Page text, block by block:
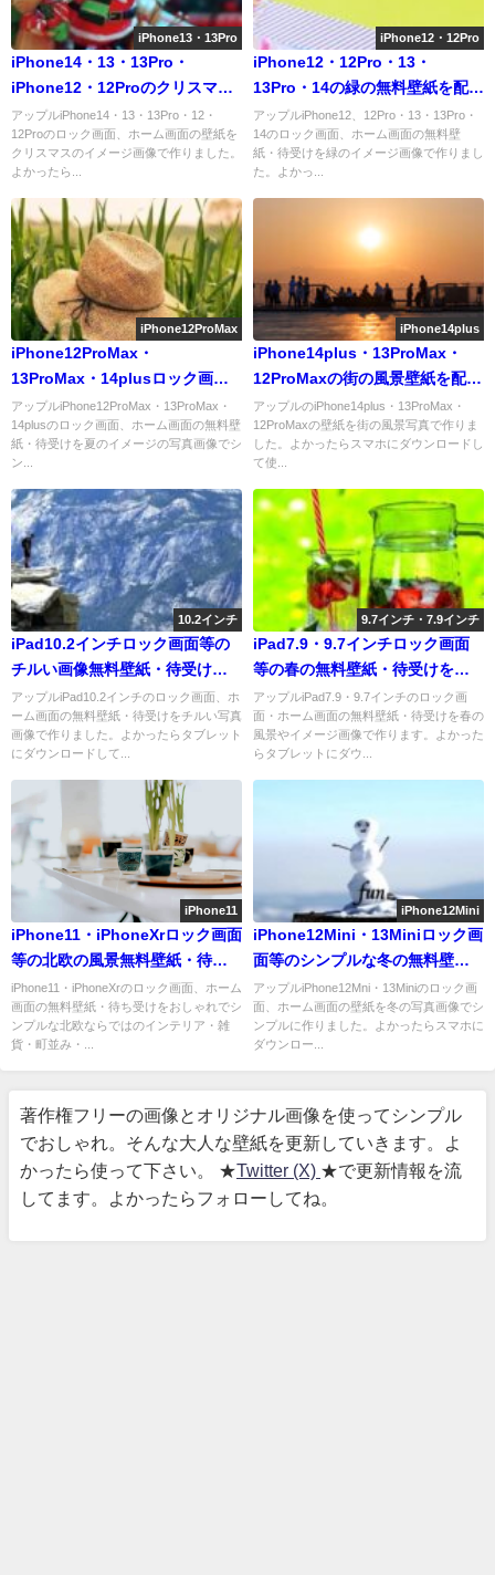
iPhone13・13Pro
iPhone14・13・13Pro・
iPhone12・12Proのクリスマス
の壁紙が取り放題
アップルiPhone14・13・13Pro・12・
12Proのロック画面、ホーム画面の壁紙を
クリスマスのイメージ画像で作りました。
よかったら...
iPhone12・12Pro
iPhone12・12Pro・13・
13Pro・14の緑の無料壁紙を配信
中
アップルiPhone12、12Pro・13・13Pro・
14のロック画面、ホーム画面の無料壁
紙・待受けを緑のイメージ画像で作りまし
た。よかっ...
iPhone12ProMax
iPhone12ProMax・
13ProMax・14plusロック画面
等のシンプルな夏の壁紙を配信
中
アップルiPhone12ProMax・13ProMax・
14plusのロック画面、ホーム画面の無料壁
紙・待受けを夏のイメージの写真画像でシ
ン...
iPhone14plus
iPhone14plus・13ProMax・
12ProMaxの街の風景壁紙を配信
中
アップルのiPhone14plus・13ProMax・
12ProMaxの壁紙を街の風景写真で作りま
した。よかったらスマホにダウンロードし
て使...
10.2インチ
iPad10.2インチロック画面等の
チルい画像無料壁紙・待受けを
配信中
アップルiPad10.2インチのロック画面、ホ
ーム画面の無料壁紙・待受けをチルい写真
画像で作りました。よかったらタブレット
にダウンロードして...
9.7インチ・7.9インチ
iPad7.9・9.7インチロック画面
等の春の無料壁紙・待受けを配
信中
アップルiPad7.9・9.7インチのロック画
面・ホーム画面の無料壁紙・待受けを春の
風景やイメージ画像で作ります。よかった
らタブレットにダウ...
iPhone11
iPhone11・iPhoneXrロック画面
等の北欧の風景無料壁紙・待受
けを配信中
iPhone11・iPhoneXrのロック画面、ホーム
画面の無料壁紙・待ち受けをおしゃれでシ
ンプルな北欧ならではのインテリア・雑
貨・町並み・...
iPhone12Mini
iPhone12Mini・13Miniロック画
面等のシンプルな冬の無料壁
紙・待受けを配信中
アップルiPhone12Mni・13Miniのロック画
面、ホーム画面の壁紙を冬の写真画像でシ
ンプルに作りました。よかったらスマホに
ダウンロー...
著作権フリーの画像とオリジナル画像を使ってシンプル
でおしゃれ。そんな大人な壁紙を更新していきます。よ
かったら使って下さい。 ★Twitter (X) ★で更新情報を流
してます。よかったらフォローしてね。